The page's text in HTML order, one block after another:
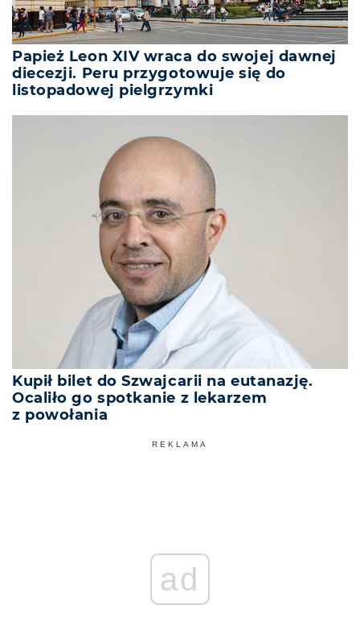
Papież Leon XIV wraca do swojej dawnej
diecezji. Peru przygotowuje się do
listopadowej pielgrzymki
Kupił bilet do Szwajcarii na eutanazję.
Ocaliło go spotkanie z lekarzem
z powołania
REKLAMA
ad